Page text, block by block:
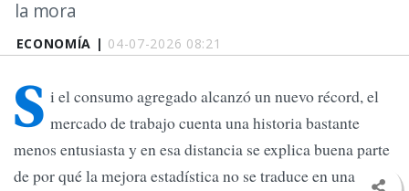
ECONOMÍA | 04-07-2026 08:21
la mora
S i el consumo agregado alcanzó un nuevo récord, el
mercado de trabajo cuenta una historia bastante
menos entusiasta y en esa distancia se explica buena parte
de por qué la mejora estadística no se traduce en una